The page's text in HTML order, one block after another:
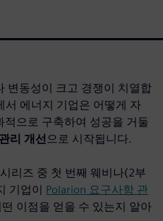
변동성이 크고 경쟁이 치열합
서 에너지 기업은 어떻게 자
으로 구축하여 성공을 거둘
리 개선으로 시작됩니다.
리즈 중 첫 번째 웨비나(2부
기업이 Polarion 요구사항 관
이점을 얻을 수 있는지 알아